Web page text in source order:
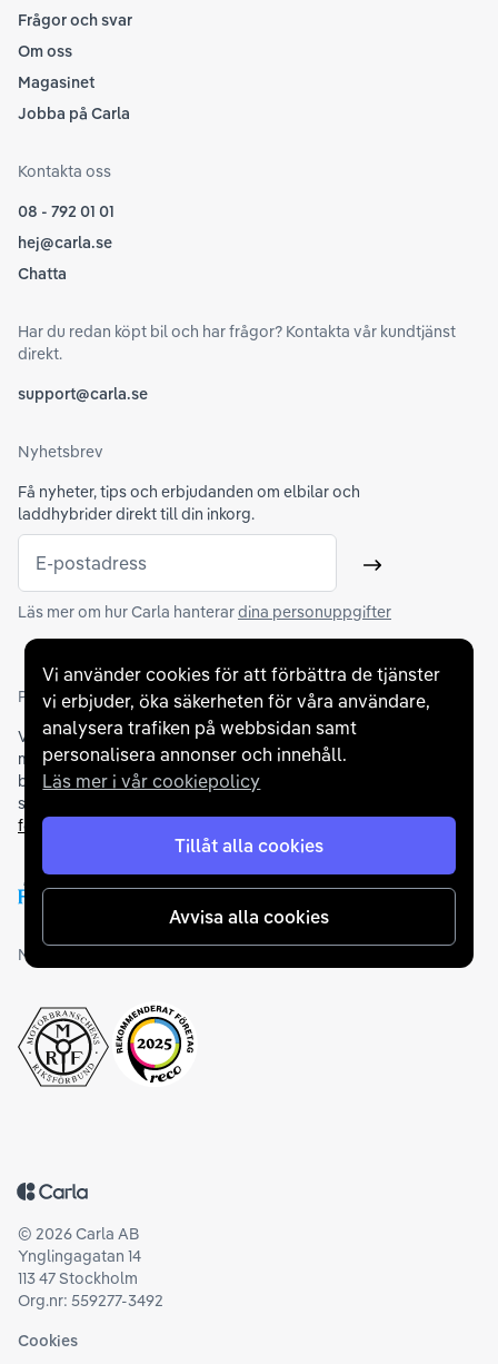
Vi använder cookies för att förbättra de tjänster
vi erbjuder, öka säkerheten för våra användare,
analysera trafiken på webbsidan samt
personalisera annonser och innehåll.
Läs mer i vår cookiepolicy
Tillåt alla cookies
Avvisa alla cookies
Frågor och svar
Om oss
Magasinet
Jobba på Carla
Kontakta oss
08 - 792 01 01
hej@carla.se
Chatta
Har du redan köpt bil och har frågor? Kontakta vår kundtjänst
direkt.
support@carla.se
Nyhetsbrev
Få nyheter, tips och erbjudanden om elbilar och
laddhybrider direkt till din inkorg.
E-postadress Skicka
Läs mer om hur Carla hanterardina personuppgifter
Partners och betallösningar
Vi samarbetar med flertalet banker för att erbjuda dig bästa
möjliga finansieringslösning och stödjer en rad olika
betalningsmetoder. För att du ska känna dig trygg vid ditt köp
samarbetar vi med Folksam och AutoConcept gällande
försäkringar och garantier
Medlemskap och utmärkelser
Tillbaka till startsidan
© 2026Carla AB
Ynglingagatan 14
113 47 Stockholm
Org.nr: 559277-3492
Cookies